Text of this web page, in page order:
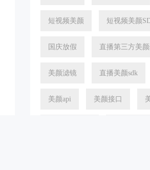
短视频美颜 短视频美颜
国庆放假 直播第三方美颜
美颜滤镜 直播美颜sdk
美颜api 美颜接口